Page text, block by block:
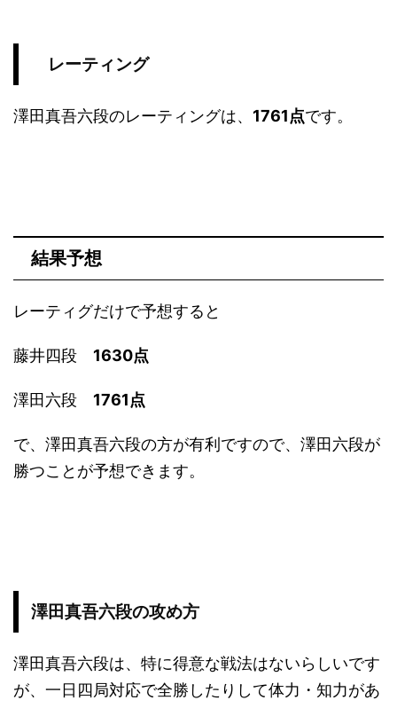
レーティング
澤田真吾六段のレーティングは、 1761点です。
結果予想
レーティグだけで予想すると
藤井四段 1630点
澤田六段 1761点
で、澤田真吾六段の方が有利ですので、澤田六段が
勝つことが予想できます。
澤田真吾六段の攻め方
澤田真吾六段は、特に得意な戦法はないらしいです
が、一日四局対応で全勝したりして体力・知力があ